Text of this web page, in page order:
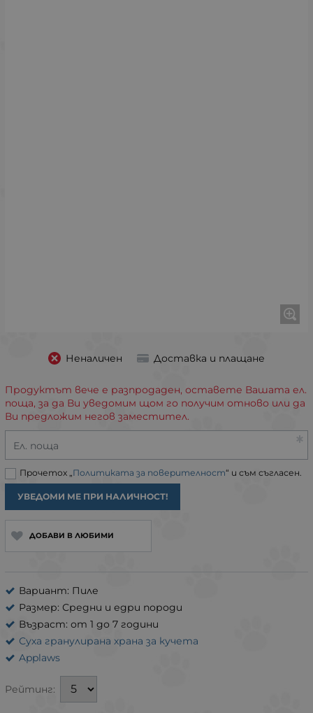
Неналичен Доставка и плащане
Продуктът вече е разпродаден, оставете Вашата ел.
поща, за да Ви уведомим щом го получим отново или да
Ви предложим негов заместител.
Ел. поща
Прочетох „Политиката за поверителност“ и съм съгласен.
УВЕДОМИ МЕ ПРИ НАЛИЧНОСТ!
ДОБАВИ В ЛЮБИМИ
Вариант: Пиле
Размер: Средни и едри породи
Възраст: от 1 до 7 години
Суха гранулирана храна за кучета
Applaws
Рейтинг: